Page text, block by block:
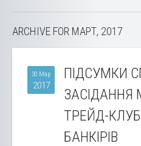
ARCHIVE FOR МАРТ, 2017
30 Мар
2017
ПІДСУМКИ
ТРЕЙД-
БАНКІРІВ